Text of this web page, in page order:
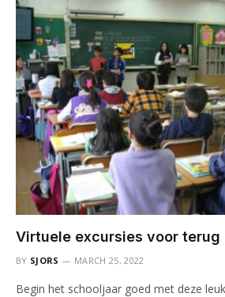
Virtuele excursies voor terug
BY SJORS MARCH 25, 2022
Begin het schooljaar goed met deze